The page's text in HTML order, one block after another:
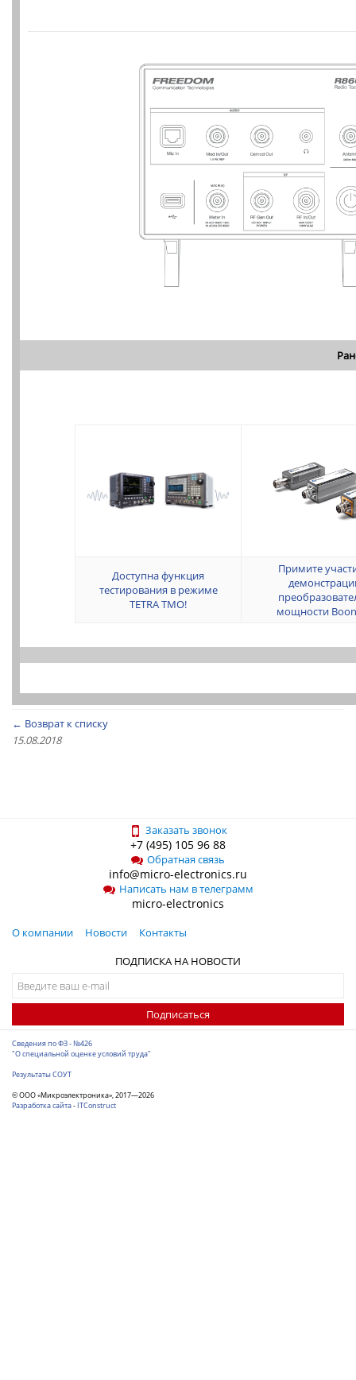
Доступна функция
тестирования в режиме
TETRA TMO!
Примите
мощности
← Возврат к списку
15.08.2018
Заказать звонок
+7 (495) 105 96 88
Обратная связь
info@micro-electronics.ru
Написать нам в телеграмм
micro-electronics
О компании Новости
Контакты
ПОДПИСКА НА НОВОСТИ
Подписаться
Сведения по ФЗ - №426
"О специальной оценке условий труда"
Результаты СОУТ
© ООО «Микроэлектроника», 2017—2026
Разработка сайта-ITConstruct